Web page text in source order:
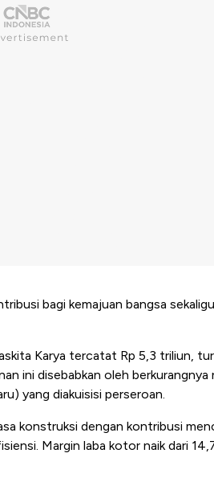
bagi kemajuan bangsa
Karya tercatat Rp 5,3 triliun,
ini disebabkan oleh berkurangnya
yang diakuisisi perseroan.
konstruksi dengan kontribusi
Margin laba kotor naik dari